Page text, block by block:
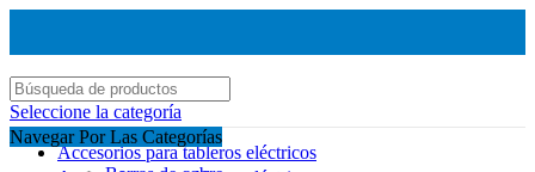
Seleccione la categoría
Accesorios para tableros eléctricos
Navegar Por Las Categorías